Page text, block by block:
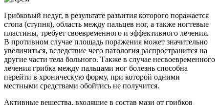
Грибковый недуг, в результате развития которого поражается
стопа (ступня), область между пальцев ног, а также ногтевые
пластины, требует своевременного и эффективного лечения.
В противном случае площадь поражения может значительно
увеличиться, вследствие чего патология распространится на
другие части тела больного. Также в случае несвоевременного
лечения грибка между пальцами ног болезнь способна
перейти в хроническую форму, при которой одними
местными средствами обойтись не получится.
Активные вещества, входящие в состав мази от грибков